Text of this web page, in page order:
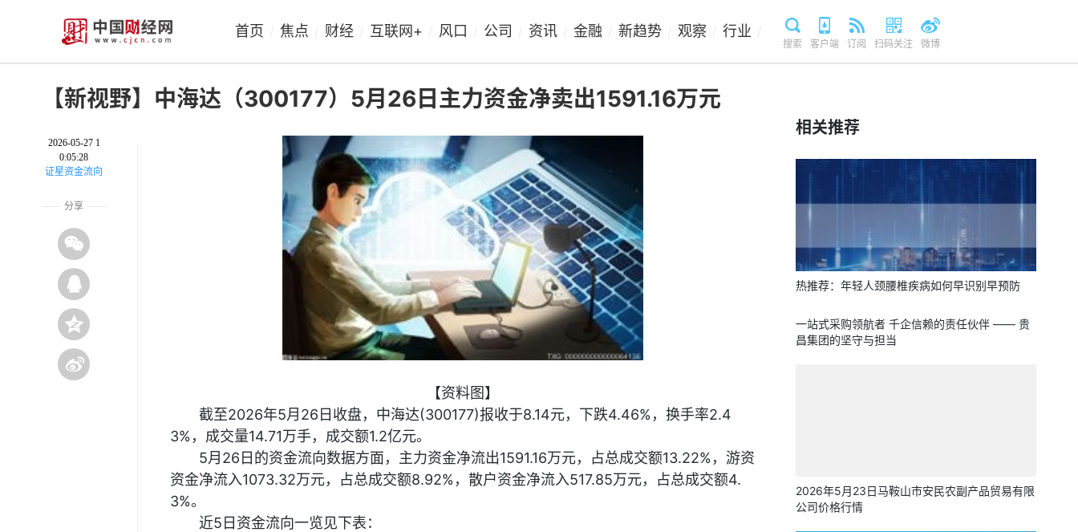
首页 焦点 财经 互联网+ 风口 公司 资讯 金融 新趋势 观察 行业
搜索 客户端 订阅 扫码关注 微博
【新视野】中海达（300177）5月26日主力资金净卖出1591.16万元
2026-05-27 1
0:05:28
证星资金流向
分享
【资料图】
截至2026年5月26日收盘，中海达(300177)报收于8.14元，下跌4.46%，换手率2.4
3%，成交量14.71万手，成交额1.2亿元。
5月26日的资金流向数据方面，主力资金净流出1591.16万元，占总成交额13.22%，游资
资金净流入1073.32万元，占总成交额8.92%，散户资金净流入517.85万元，占总成交额4.
3%。
近5日资金流向一览见下表：
相关推荐
热推荐：年轻人颈腰椎疾病如何早识别早预防
一站式采购领航者 千企信赖的责任伙伴 —— 贵
昌集团的坚守与担当
2026年5月23日马鞍山市安民农副产品贸易有限
公司价格行情